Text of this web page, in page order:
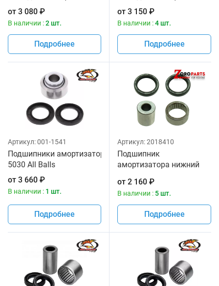
от 3 080 ₽
В наличии :2 шт.
Подробнее
от 3 150 ₽
В наличии :4 шт.
Подробнее
Артикул:001-1541
Подшипники амортизатора 29-
5030 All Balls
от 3 660 ₽
В наличии : 1 шт.
Подробнее
Артикул:2018410
Подшипник
амортизатора нижний
от 2 160 ₽
В наличии : 5 шт.
Подробнее